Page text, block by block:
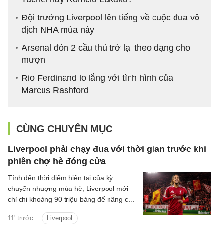
Đội trưởng Liverpool lên tiếng về cuộc đua vô
địch NHA mùa này
Arsenal đón 2 cầu thủ trở lại theo dạng cho
mượn
Rio Ferdinand lo lắng với tình hình của
Marcus Rashford
CÙNG CHUYÊN MỤC
Liverpool phải chạy đua với thời gian trước khi
phiên chợ hè đóng cửa
11' trước Liverpool
Tính đến thời điểm hiện tại của kỳ
chuyển nhượng mùa hè, Liverpool mới
chỉ chi khoảng 90 triệu bảng để nâng cấp
Jeremy Jacquet và cầu thủ chạy cánh